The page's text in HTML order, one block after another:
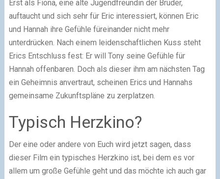
Erst als Fiona, eine alte Jugendfreundin der Brüder,
auftaucht und sich sehr für Eric interessiert, können Eric
und Hannah ihre Gefühle füreinander nicht mehr
unterdrücken. Nach einem leidenschaftlichen Kuss steht
Erics Entschluss fest: Er will Tony seine Gefühle für
Hannah offenbaren. Doch als dieser ihm am nächsten Tag
ein Geheimnis anvertraut, scheinen Erics und Hannahs
gemeinsame Zukunftspläne zu zerplatzen.
Typisch Herzkino?
Der eine oder andere von Euch wird jetzt sagen, dass
dieser Film ein typisches Herzkino ist, bei dem es vor
allem um große Gefühle geht und das möchte ich auch gar